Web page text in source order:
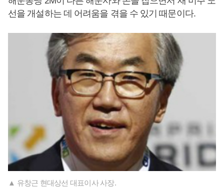
선을 개설하는 데 어려움을 겪을 수 있기 때문이다.
▲ 유창근 현대상선 대표이사 사장.